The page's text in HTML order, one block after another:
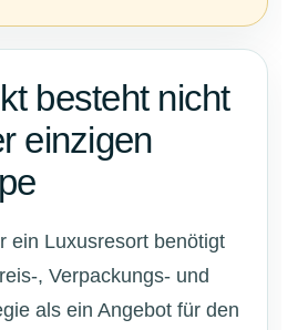
besteht nicht
einzigen
ein Luxusresort benötigt
, Verpackungs- und
als ein Angebot für den